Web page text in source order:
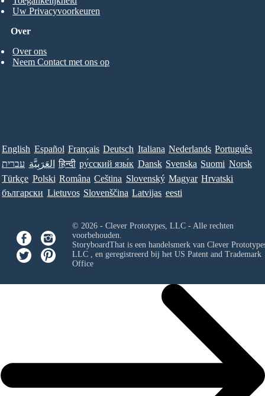
Over
Over ons
Neem Contact met ons op
Uw Privacyvoorkeuren
English Español Français Deutsch Italiana Nederlands Português
עברית العَرَبِيَّة हिन्दी ру́сский язы́к Dansk Svenska Suomi Norsk
Türkçe Polski Româna Ceština Slovenský Magyar Hrvatski
български Lietuvos Slovenščina Latvijas eesti
© 2026 - Clever Prototypes, LLC - Alle rechten
voorbehouden.
StoryboardThat is een handelsmerk van Clever
LLC, en geregistreerd bij het US Patent and Trademark
Office